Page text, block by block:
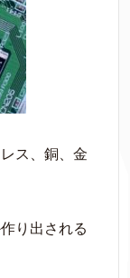
ス、銅、金
り出される